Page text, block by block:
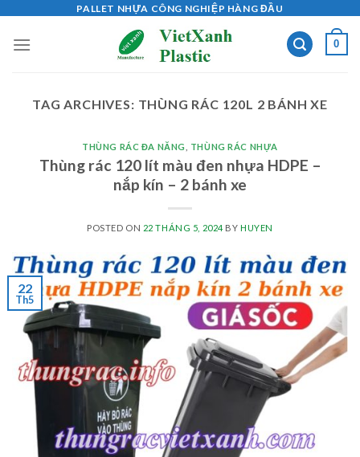
content
PALLET NHỰA CÔNG NGHIỆP HÀNG ĐẦU
0
TAG ARCHIVES: THÙNG RÁC 120L 2 BÁNH XE
THÙNG RÁC ĐA NĂNG THÙNG RÁC NHỰA
Thùng rác 120 lít màu đen nhựa HDPE –
nắp kín – 2 bánh xe
POSTED ON 22 THÁNG 5, 2024BY HUYEN
22
Th5